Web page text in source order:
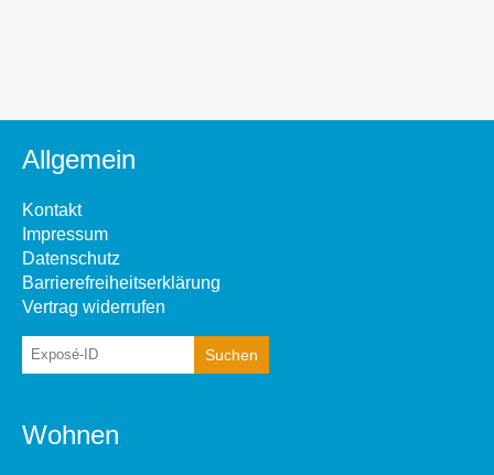
Allgemein
Kontakt
Impressum
Datenschutz
Barrierefreiheitserklärung
Vertrag widerrufen
Wohnen